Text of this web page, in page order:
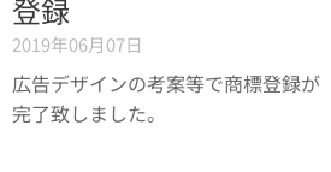
登録
2019年06月07日
広告デザインの考案等で商標登録が
完了致しました。